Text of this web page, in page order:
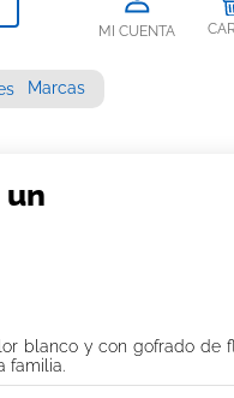
MI CUENTA
Marcas
blanco y con gofrado de
familia.